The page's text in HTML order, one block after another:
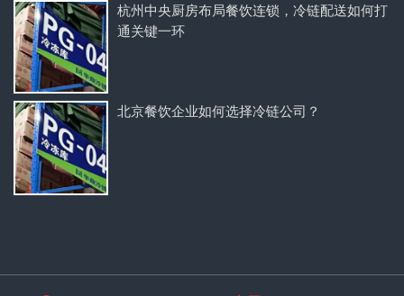
杭州中央厨房布局餐饮连锁，冷链配送如何打
通关键一环
北京餐饮企业如何选择冷链公司？